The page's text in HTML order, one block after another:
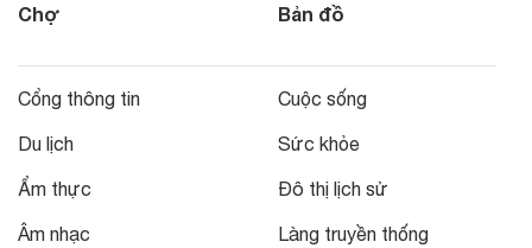
Chợ Bản đồ
Cổng thông tin
Du lịch
Ẩm thực
Âm nhạc
Cuộc sống
Sức khỏe
Đô thị lịch sử
Làng truyền thống